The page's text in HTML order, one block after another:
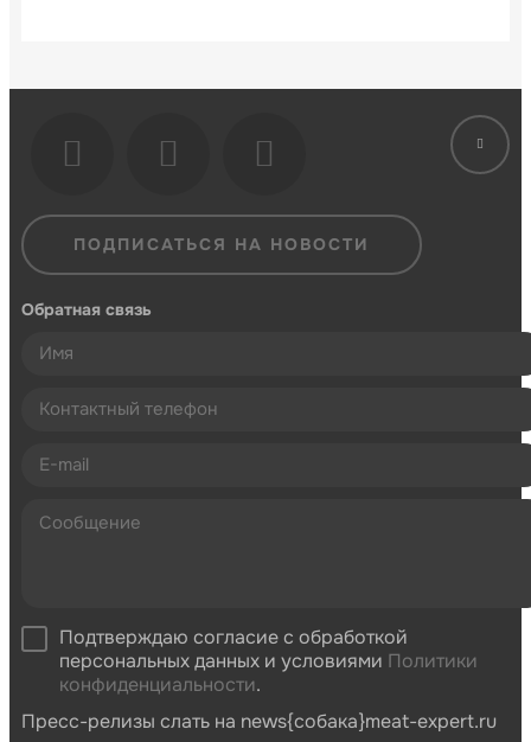
ПОДПИСАТЬСЯ НА НОВОСТИ
Обратная связь
Подтверждаю согласие с обработкой
персональных данных и условиями Политики
конфиденциальности.
Пресс-релизы слать на news{собака}meat-expert.ru